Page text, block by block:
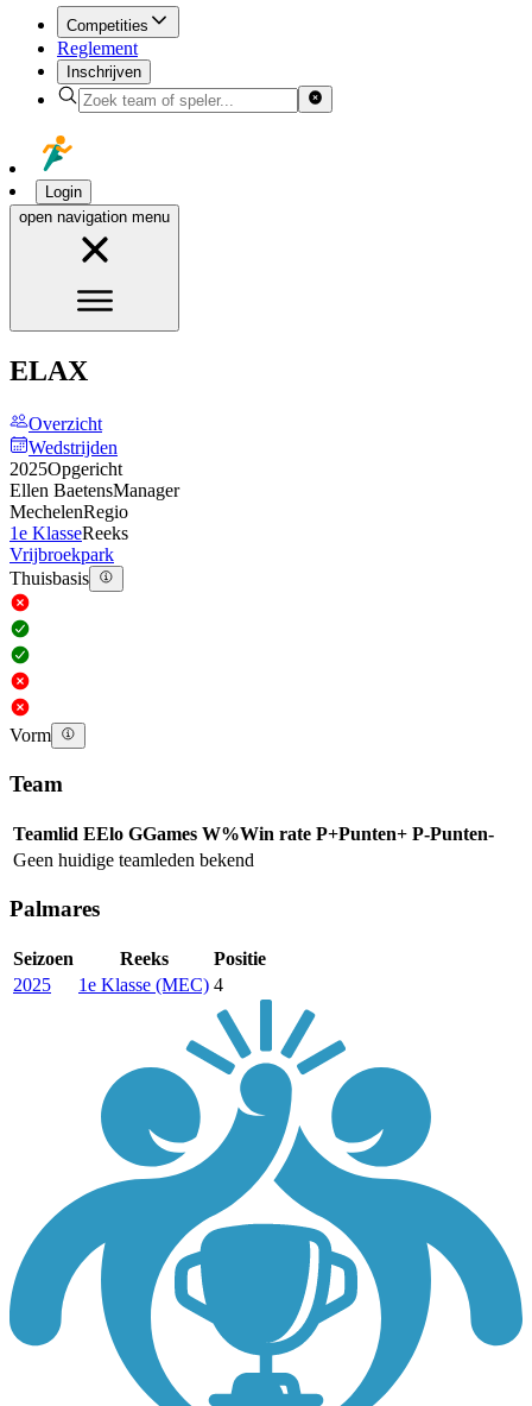
Competities
Reglement
Inschrijven
Login
open navigation menu
ELAX
Overzicht
Wedstrijden
2025Opgericht
Ellen BaetensManager
MechelenRegio
1e KlasseReeks
Vrijbroekpark
Thuisbasis
Vorm
Team
Teamlid EElo GGames W%Win rate P+Punten+ P-Punten-
Geen huidige teamleden bekend
Palmares
Seizoen Reeks
Positie
2025
1e Klasse (MEC) 4